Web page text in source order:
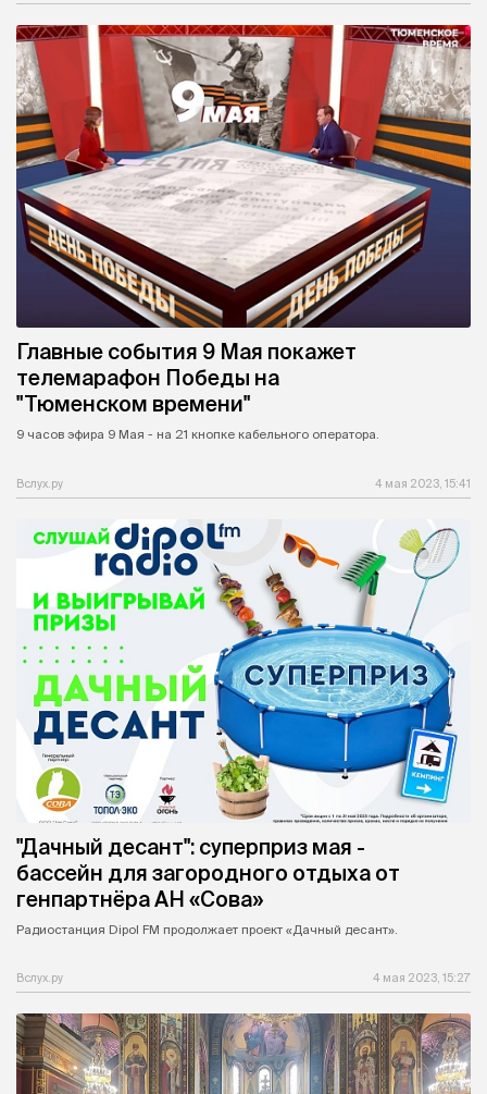
Главные события 9 Мая покажет
телемарафон Победы на
"Тюменском времени"
9 часов эфира 9 Мая - на 21 кнопке кабельного оператора.
Вслух.ру 4 мая 2023, 15:41
"Дачный десант": суперприз мая -
бассейн для загородного отдыха от
генпартнёра АН «Сова»
Радиостанция Dipol FM продолжает проект «Дачный десант».
Вслух.ру 4 мая 2023, 15:27